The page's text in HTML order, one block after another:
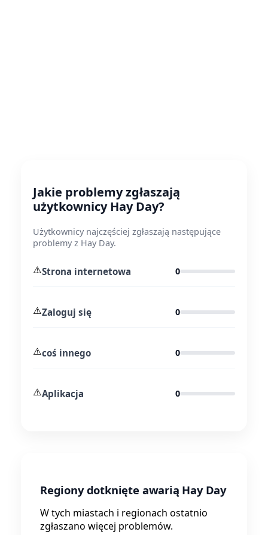
Jakie problemy zgłaszają
użytkownicy Hay Day?
Użytkownicy najczęściej zgłaszają następujące
problemy z Hay Day.
⚠️Strona internetowa 0
⚠️Zaloguj się 0
⚠️coś innego 0
⚠️Aplikacja 0
Regiony dotknięte awarią Hay Day
W tych miastach i regionach ostatnio
zgłaszano więcej problemów.